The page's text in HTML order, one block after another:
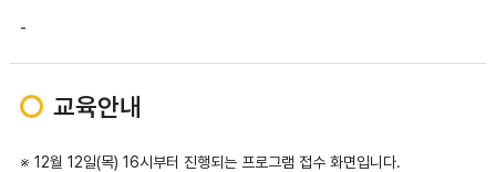
-
교육안내
※ 12월 12일(목) 16시부터 진행되는 프로그램 접수 화면입니다.